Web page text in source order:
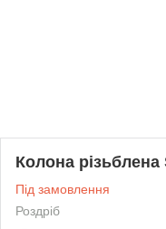
Колона різьблена
Під замовлення
Роздріб